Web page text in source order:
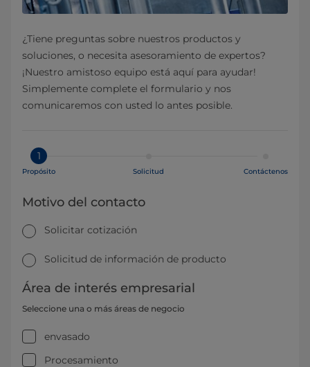
¿Tiene preguntas sobre nuestros productos y
soluciones, o necesita asesoramiento de expertos?
¡Nuestro amistoso equipo está aquí para ayudar!
Simplemente complete el formulario y nos
comunicaremos con usted lo antes posible.
1
Propósito Solicitud Contáctenos
Motivo del contacto
Solicitar cotización
Solicitud de información de producto
Área de interés empresarial
Seleccione una o más áreas de negocio
envasado
Procesamiento